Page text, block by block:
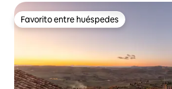
Favorito entre huéspedes
Favorito entre huéspedes